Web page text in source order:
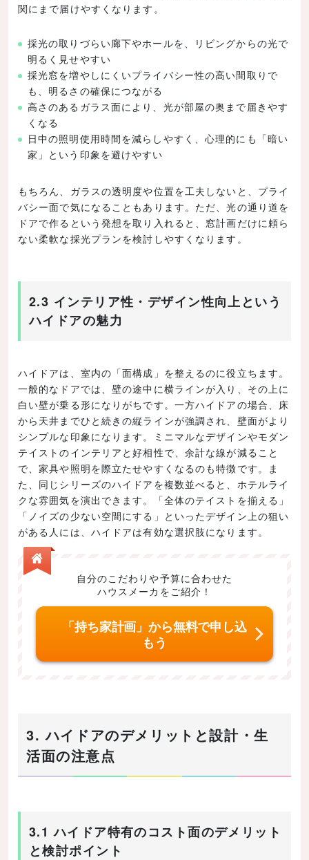
関にまで届けやすくなります。
採光の取りづらい廊下やホールを、リビングからの光で
明るく見せやすい
採光窓を増やしにくいプライバシー性の高い間取りで
も、明るさの確保につながる
高さのあるガラス面により、光が部屋の奥まで届きやす
くなる
日中の照明使用時間を減らしやすく、心理的にも「暗い
家」という印象を避けやすい
もちろん、ガラスの透明度や位置を工夫しないと、プライ
バシー面で気になることもあります。ただ、光の通り道を
ドアで作るという発想を取り入れると、窓計画だけに頼ら
ない柔軟な採光プランを検討しやすくなります。
2.3 インテリア性・デザイン性向上という
ハイドアの魅力
ハイドアは、室内の「面構成」を整えるのに役立ちます。
一般的なドアでは、壁の途中に横ラインが入り、その上に
白い壁が乗る形になりがちです。一方ハイドアの場合、床
から天井までひと続きの縦ラインが強調され、壁面がより
シンプルな印象になります。ミニマルなデザインやモダン
テイストのインテリアと好相性で、余計な線が減ること
で、家具や照明を際立たせやすくなるのも特徴です。ま
た、同じシリーズのハイドアを複数並べると、ホテルライ
クな雰囲気を演出できます。「全体のテイストを揃える」
「ノイズの少ない空間にする」といったデザイン上の狙い
がある人には、ハイドアは有効な選択肢になります。
自分のこだわりや予算に合わせた
ハウスメーカをご紹介！
「持ち家計画」から無料で申し込
もう
3. ハイドアのデメリットと設計・生
活面の注意点
3.1 ハイドア特有のコスト面のデメリット
と検討ポイント